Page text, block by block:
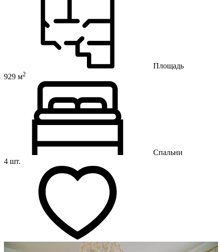
Площадь
929 м2
Спальни
4 шт.